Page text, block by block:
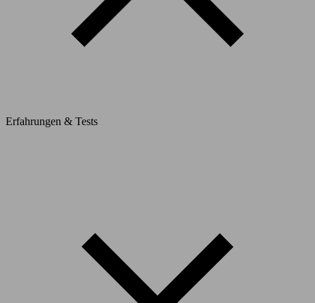
Erfahrungen & Tests